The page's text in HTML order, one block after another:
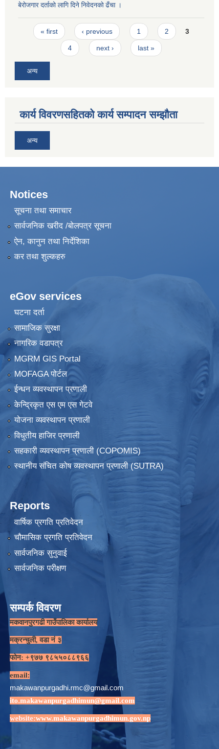
बेरोजगार दर्ताको लागि दिने निवेदनको ढँचा ।
Pages
« first ‹ previous 1 2 3
4 next › last »
अन्य
कार्य विवरणसहितको कार्य सम्पादन सम्झौता
अन्य
Notices
सूचना तथा समाचार
सार्वजनिक खरीद /बोलपत्र सूचना
ऐन, कानुन तथा निर्देशिका
कर तथा शुल्कहरु
eGov services
घटना दर्ता
सामाजिक सुरक्षा
नागरिक वडापत्र
MGRM GIS Portal
MOFAGA पोर्टल
ईन्धन व्यवस्थापन प्रणाली
केन्द्रिकृत एस एम एस गेटवे
योजना व्यवस्थापन प्रणाली
विधुतीय हाजिर प्रणाली
सहकारी व्यवस्थापन प्रणाली (COPOMIS)
स्थानीय संचित कोष व्यवस्थापन प्रणाली (SUTRA)
Reports
वार्षिक प्रगति प्रतिवेदन
चौमासिक प्रगति प्रतिवेदन
सार्वजनिक सुनुवाई
सार्वजनिक परीक्षण
सम्पर्क विवरण
मकवानपुरगढी गाउँपालिका कार्यालय
मक्रन्चुली, वडा नं ३
फोन: +९७७ ९८५५०८८९६६
email:
makawanpurgadhi.rmc@gmail.com
ito.makawanpurgadhimun@gmail.com
website:www.makawanpurgadhimun.gov.np